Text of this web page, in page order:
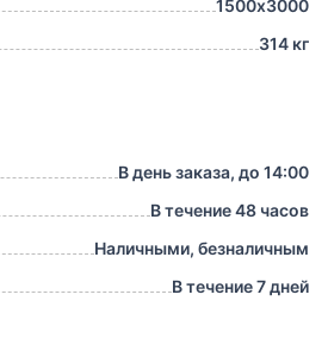
1500х3000
314 кг
В день заказа, до 14:00
В течение 48 часов
Наличными, безналичным
В течение 7 дней